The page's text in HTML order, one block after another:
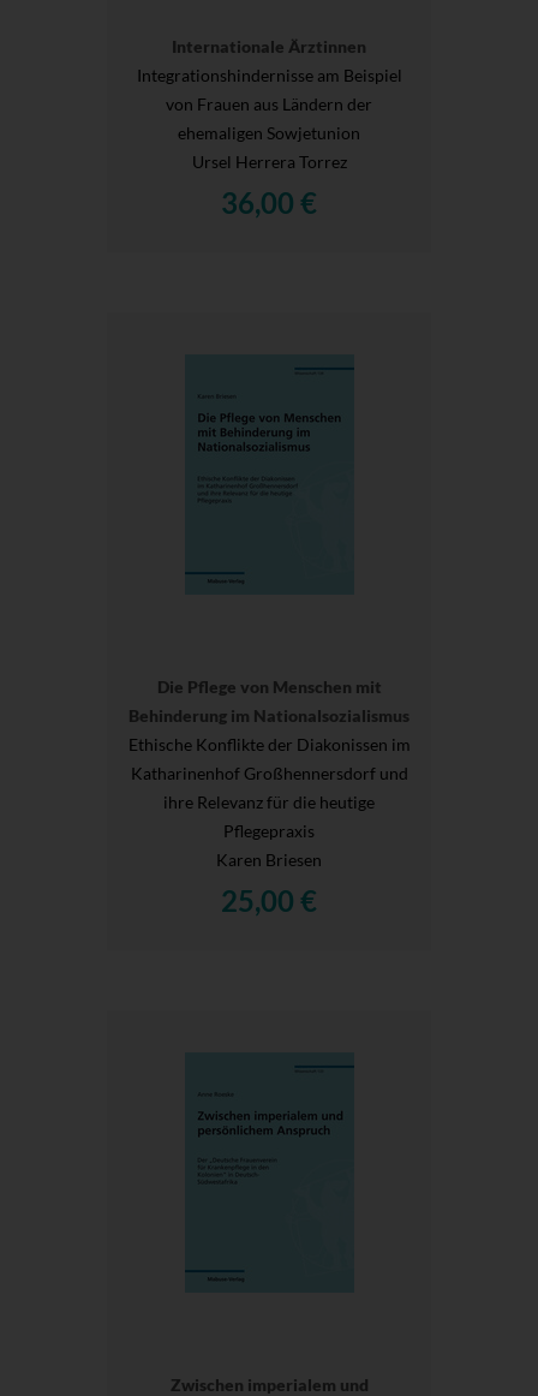
Internationale Ärztinnen
Integrationshindernisse am Beispiel
von Frauen aus Ländern der
ehemaligen Sowjetunion
Ursel Herrera Torrez
36,00 €
Die Pflege von Menschen mit
Behinderung im Nationalsozialismus
Ethische Konflikte der Diakonissen im
Katharinenhof Großhennersdorf und
ihre Relevanz für die heutige
Pflegepraxis
Karen Briesen
25,00 €
Zwischen imperialem und